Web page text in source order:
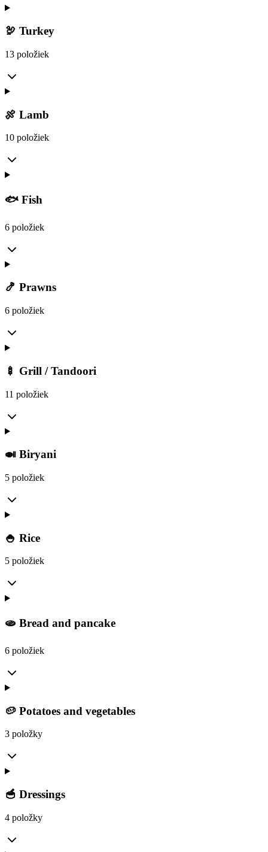
🦃 Turkey
13 položiek
🍖 Lamb
10 položiek
🐟 Fish
6 položiek
🍤 Prawns
6 položiek
🍢 Grill / Tandoori
11 položiek
🍛 Biryani
5 položiek
🍚 Rice
5 položiek
🫓 Bread and pancake
6 položiek
🥔 Potatoes and vegetables
3 položky
🥣 Dressings
4 položky